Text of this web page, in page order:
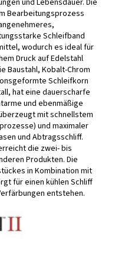
und Lebensdauer. Die
Bearbeitungsprozess
Schleifband
wodurch es ideal für
Druck auf Edelstahl
Baustahl, Kobalt-Chrom
Schleifkorn
hat eine dauerscharfe
und ebenmäßige
mit schnellstem
und maximaler
und Abtragsschliff.
die zwei- bis
Produkten. Die
in Kombination mit
für einen kühlen Schliff
entstehen.